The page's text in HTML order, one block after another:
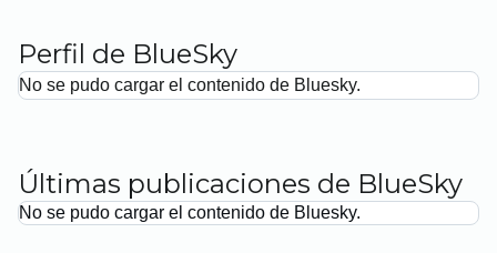
Perfil de BlueSky
No se pudo cargar el contenido de Bluesky.
Últimas publicaciones de BlueSky
No se pudo cargar el contenido de Bluesky.